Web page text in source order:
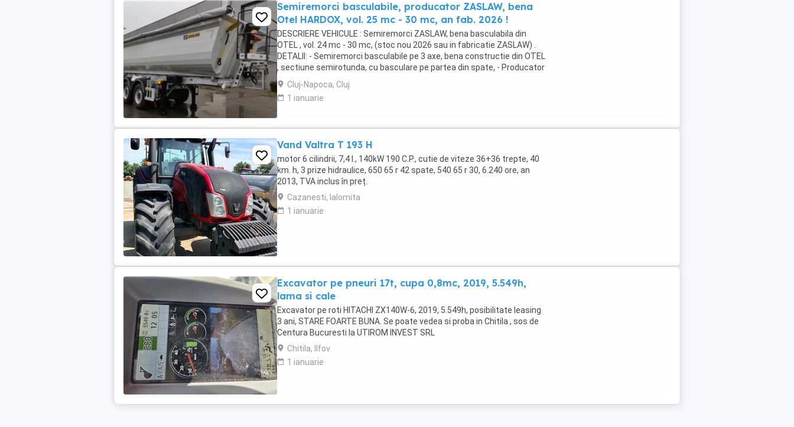
Semiremorci basculabile, producator ZASLAW, bena
Otel HARDOX, vol. 25 mc - 30 mc, an fab. 2026 !
DESCRIERE VEHICULE : Semiremorci ZASLAW, bena basculabila din
OTEL , vol. 24 mc - 30 mc, (stoc nou 2026 sau in fabricatie ZASLAW) .
DETALII: - Semiremorci basculabile pe 3 axe, bena constructie din OTEL
, sectiune semirotunda, cu basculare pe partea din spate, - Producator
: ZASLAW, Polonia ...
Cluj-Napoca, Cluj
1 ianuarie
Vand Valtra T 193 H
motor 6 cilindrii, 7,4 l., 140kW 190 C.P., cutie de viteze 36+36 trepte, 40
km. h, 3 prize hidraulice, 650 65 r 42 spate, 540 65 r 30, 6.240 ore, an
2013, TVA inclus în preț.
Cazanesti, Ialomita
1 ianuarie
Excavator pe pneuri 17t, cupa 0,8mc, 2019, 5.549h,
lama si cale
Excavator pe roti HITACHI ZX140W-6, 2019, 5.549h, posibilitate leasing
3 ani, STARE FOARTE BUNA. Se poate vedea si proba in Chitila , sos de
Centura Bucuresti la UTIROM INVEST SRL
Chitila, Ilfov
1 ianuarie